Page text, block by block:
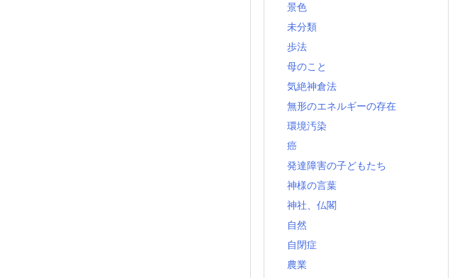
景色
未分類
歩法
母のこと
気絶神倉法
無形のエネルギーの存在
環境汚染
癌
発達障害の子どもたち
神様の言葉
神社、仏閣
自然
自閉症
農業